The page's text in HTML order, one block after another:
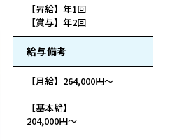
【昇給】年1回
【賞与】年2回
給与備考
【月給】264,000円～
【基本給】
204,000円～